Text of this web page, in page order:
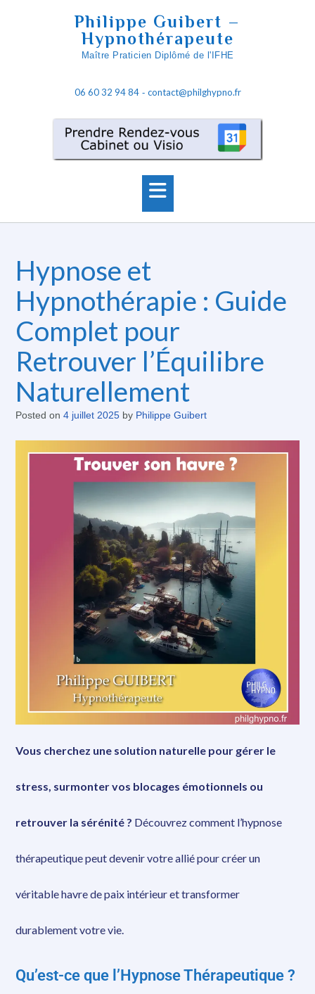
Philippe Guibert –
Hypnothérapeute
Maître Praticien Diplômé de l'IFHE
06 60 32 94 84- contact@philghypno.fr
Hypnose et
Hypnothérapie : Guide
Complet pour
Retrouver l’Équilibre
Naturellement
Posted on 4 juillet 2025 by Philippe Guibert
Vous cherchez une solution naturelle pour gérer le
stress, surmonter vos blocages émotionnels ou
retrouver la sérénité ? Découvrez comment l’hypnose
thérapeutique peut devenir votre allié pour créer un
véritable havre de paix intérieur et transformer
durablement votre vie.
Qu’est-ce que l’Hypnose Thérapeutique ?